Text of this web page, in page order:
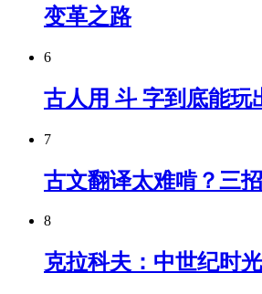
变革之路
6
古人用 斗 字到底能玩
7
古文翻译太难啃？三
8
克拉科夫：中世纪时